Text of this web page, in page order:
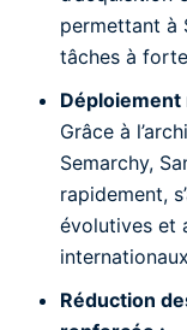
permettant à
tâches à
Déploiement
Grâce à
Semarchy,
rapidement,
évolutives et
Réduction